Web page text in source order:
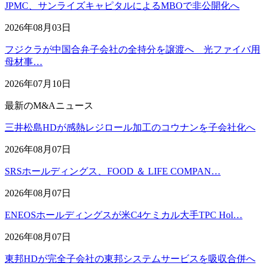
JPMC、サンライズキャピタルによるMBOで非公開化へ
2026年08月03日
フジクラが中国合弁子会社の全持分を譲渡へ 光ファイバ用
母材事…
2026年07月10日
最新のM&Aニュース
三井松島HDが感熱レジロール加工のコウナンを子会社化へ
2026年08月07日
SRSホールディングス、FOOD ＆ LIFE COMPAN…
2026年08月07日
ENEOSホールディングスが米C4ケミカル大手TPC Hol…
2026年08月07日
東邦HDが完全子会社の東邦システムサービスを吸収合併へ